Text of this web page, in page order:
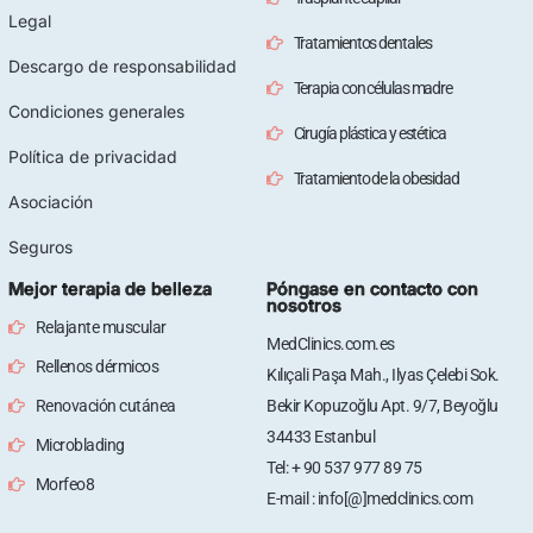
Legal
Descargo de responsabilidad
Condiciones generales
Política de privacidad
Asociación
Seguros
Tratamientos dentales
Terapia con células madre
Cirugía plástica y estética
Tratamiento de la obesidad
Mejor terapia de belleza
Relajante muscular
Rellenos dérmicos
Renovación cutánea
Microblading
Morfeo8
Póngase en contacto con
nosotros
MedClinics.com.es
Kılıçali Paşa Mah., Ilyas Çelebi Sok.
Bekir Kopuzoğlu Apt. 9/7, Beyoğlu
34433 Estanbul
Tel: + 90 537 977 89 75
E-mail : info[@]medclinics.com